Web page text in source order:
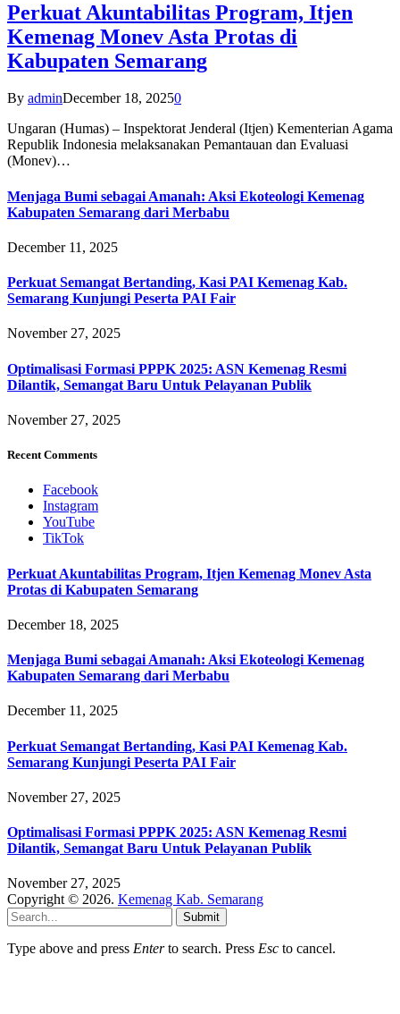
Perkuat Akuntabilitas Program, Itjen
Kemenag Monev Asta Protas di
Kabupaten Semarang
By adminDecember 18, 20250
Ungaran (Humas) – Inspektorat Jenderal (Itjen) Kementerian Agama
Republik Indonesia melaksanakan Pemantauan dan Evaluasi
(Monev)…
Menjaga Bumi sebagai Amanah: Aksi Ekoteologi Kemenag
Kabupaten Semarang dari Merbabu
December 11, 2025
Perkuat Semangat Bertanding, Kasi PAI Kemenag Kab.
Semarang Kunjungi Peserta PAI Fair
November 27, 2025
Optimalisasi Formasi PPPK 2025: ASN Kemenag Resmi
Dilantik, Semangat Baru Untuk Pelayanan Publik
November 27, 2025
Recent Comments
Facebook
Instagram
YouTube
TikTok
Perkuat Akuntabilitas Program, Itjen Kemenag Monev Asta
Protas di Kabupaten Semarang
December 18, 2025
Menjaga Bumi sebagai Amanah: Aksi Ekoteologi Kemenag
Kabupaten Semarang dari Merbabu
December 11, 2025
Perkuat Semangat Bertanding, Kasi PAI Kemenag Kab.
Semarang Kunjungi Peserta PAI Fair
November 27, 2025
Optimalisasi Formasi PPPK 2025: ASN Kemenag Resmi
Dilantik, Semangat Baru Untuk Pelayanan Publik
November 27, 2025
Copyright © 2026. Kemenag Kab. Semarang
Submit
Type above and press Enterto search. Press Esc to cancel.